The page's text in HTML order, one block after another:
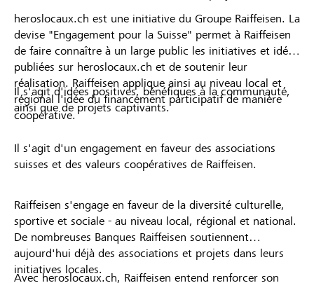
heroslocaux.ch est une initiative du Groupe Raiffeisen. La
devise "Engagement pour la Suisse" permet à Raiffeisen
de faire connaître à un large public les initiatives et idées
publiées sur heroslocaux.ch et de soutenir leur
réalisation. Raiffeisen applique ainsi au niveau local et
régional l'idée du financement participatif de manière
coopérative.
Il s'agit d'idées positives, bénéfiques à la communauté,
ainsi que de projets captivants.
Il s'agit d'un engagement en faveur des associations
suisses et des valeurs coopératives de Raiffeisen.
Raiffeisen s'engage en faveur de la diversité culturelle,
sportive et sociale - au niveau local, régional et national.
De nombreuses Banques Raiffeisen soutiennent
aujourd'hui déjà des associations et projets dans leurs
initiatives locales.
Avec heroslocaux.ch, Raiffeisen entend renforcer son